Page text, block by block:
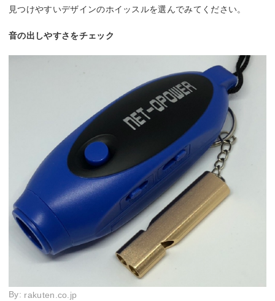
見つけやすいデザインのホイッスルを選んでみてください。
音の出しやすさをチェック
By: rakuten.co.jp